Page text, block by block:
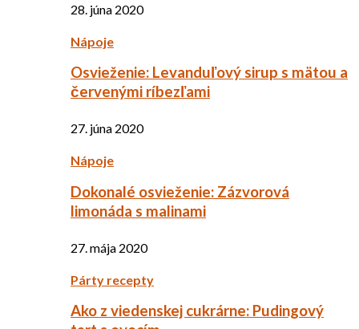
28. júna 2020
Nápoje
Osvieženie: Levanduľový sirup s mätou a
červenými ríbezľami
27. júna 2020
Nápoje
Dokonalé osvieženie: Zázvorová
limonáda s malinami
27. mája 2020
Párty recepty
Ako z viedenskej cukrárne: Pudingový